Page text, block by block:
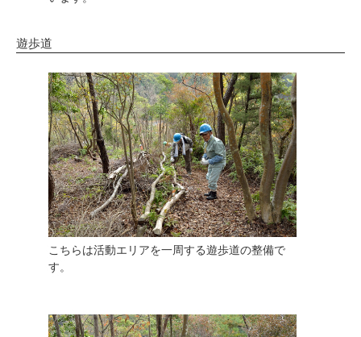
遊歩道
こちらは活動エリアを一周する遊歩道の整備で
す。